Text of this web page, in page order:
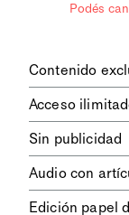
Podés
Contenido
digitales dela
los
diplomatique.
Acceso
contenidos.
Sin publicidad
publicitarios.
Audio con
Edición papel